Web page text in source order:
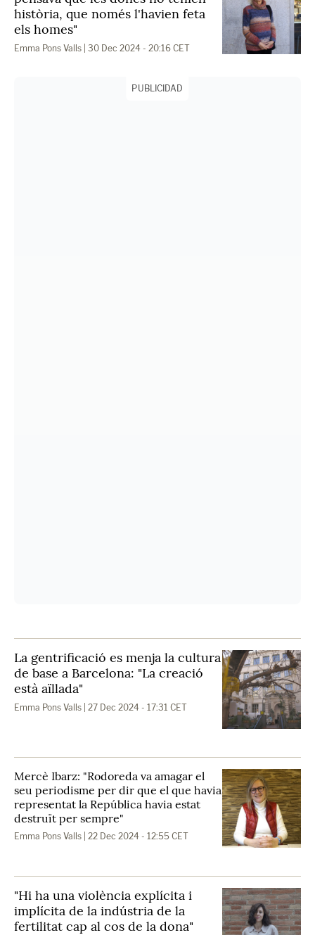
història, que només l'havien feta
els homes"
Emma Pons Valls | 30 Dec 2024 - 20:16 CET
PUBLICIDAD
La gentrificació es menja la cultura
de base a Barcelona: "La creació
està aïllada"
Emma Pons Valls | 27 Dec 2024 - 17:31 CET
Mercè Ibarz: "Rodoreda va amagar el
seu periodisme per dir que el que havia
representat la República havia estat
destruït per sempre"
Emma Pons Valls | 22 Dec 2024 - 12:55 CET
"Hi ha una violència explícita i
implícita de la indústria de la
fertilitat cap al cos de la dona"